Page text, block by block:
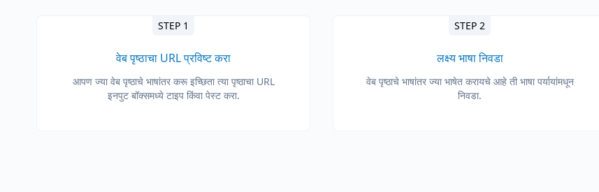
STEP 1
वेब पृष्ठाचा URL प्रविष्ट करा
आपण ज्या वेब पृष्ठाचे भाषांतर करू इच्छिता त्या पृष्ठाचा URL
इनपुट बॉक्समध्ये टाइप किंवा पेस्ट करा.
STEP 2
लक्ष्य भाषा निवडा
वेब पृष्ठाचे भाषांतर ज्या भाषेत करायचे आहे ती भाषा पर्यायांमधून
निवडा.